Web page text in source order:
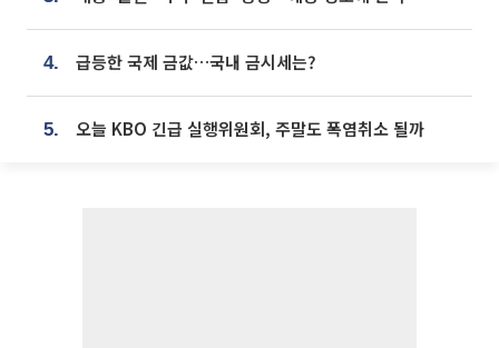
4. 급등한 국제 금값…국내 금시세는?
5. 오늘 KBO 긴급 실행위원회, 주말도 폭염취소 될까